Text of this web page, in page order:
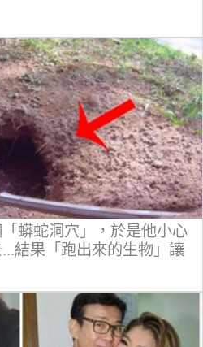
蟒蛇洞穴」，於是他小心
結果「跑出來的生物」讓